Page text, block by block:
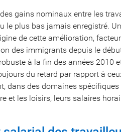
gains nominaux entre les
le plus bas jamais enregistré. Un
de cette amélioration,
des immigrants depuis le
à la fin des années 2010
du retard par rapport à
dans des domaines
et les loisirs, leurs salaires